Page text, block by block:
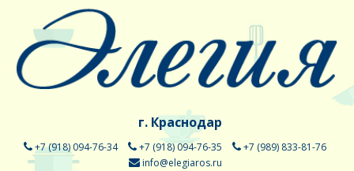
г. Краснодар
+7 (918) 094-76-34 +7 (918) 094-76-35
+7 (989) 833-81-76
info@elegiaros.ru